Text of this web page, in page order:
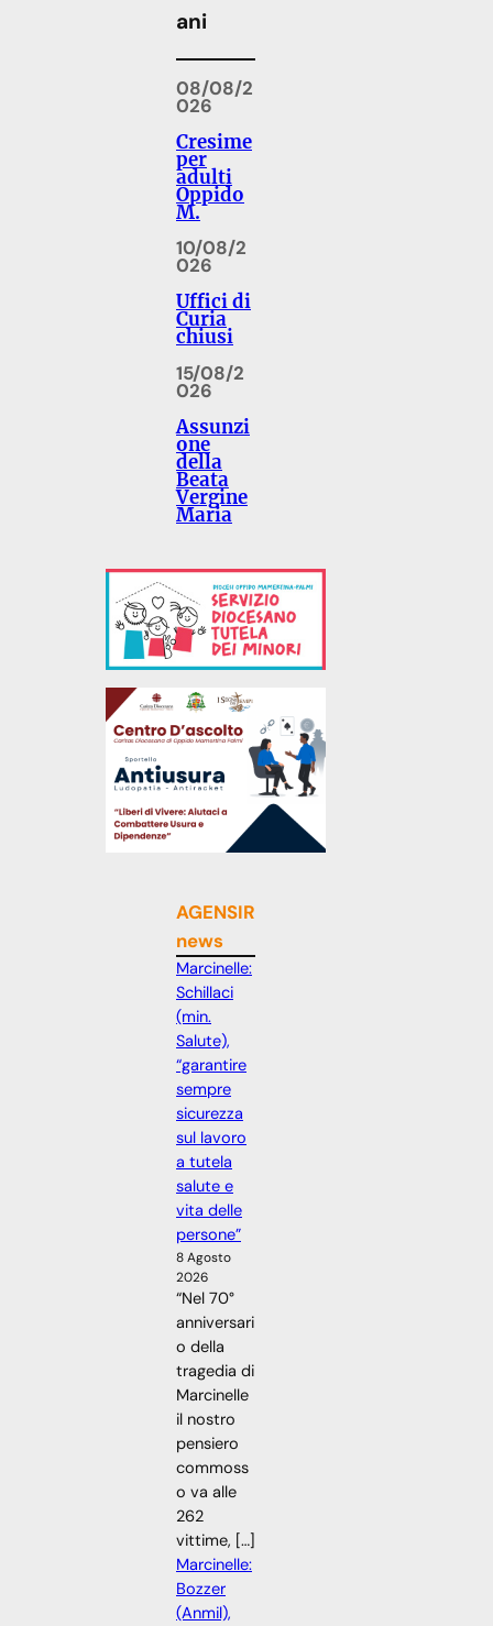
ani
08/08/2
026
Cresime
per
adulti
Oppido
M.
10/08/2
026
Uffici di
Curia
chiusi
15/08/2
026
Assunzi
one
della
Beata
Vergine
Maria
AGENSIR
news
Marcinelle:
Schillaci
(min.
Salute),
“garantire
sempre
sicurezza
sul lavoro
a tutela
salute e
vita delle
persone”
8 Agosto
2026
“Nel 70°
anniversari
o della
tragedia di
Marcinelle
il nostro
pensiero
commoss
o va alle
262
vittime, […]
Marcinelle:
Bozzer
(Anmil),